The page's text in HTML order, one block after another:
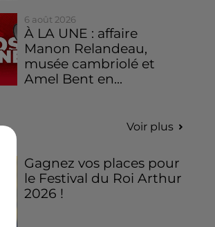
6 août 2026
À LA UNE : affaire
Manon Relandeau,
musée cambriolé et
Amel Bent en...
Voir plus
Gagnez vos places pour
le Festival du Roi Arthur
2026 !